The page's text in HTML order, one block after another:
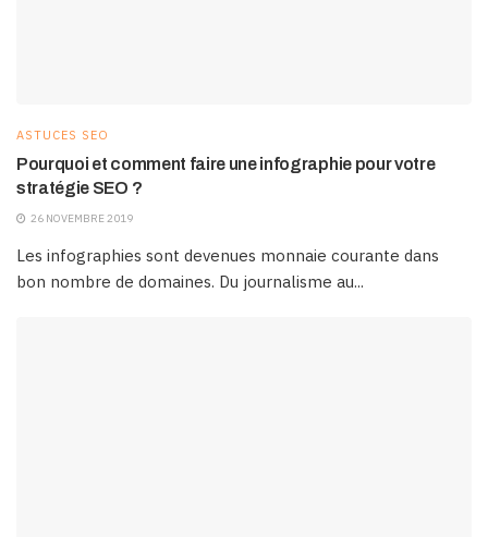
ASTUCES SEO
Pourquoi et comment faire une infographie pour votre
stratégie SEO ?
26 NOVEMBRE 2019
Les infographies sont devenues monnaie courante dans
bon nombre de domaines. Du journalisme au...